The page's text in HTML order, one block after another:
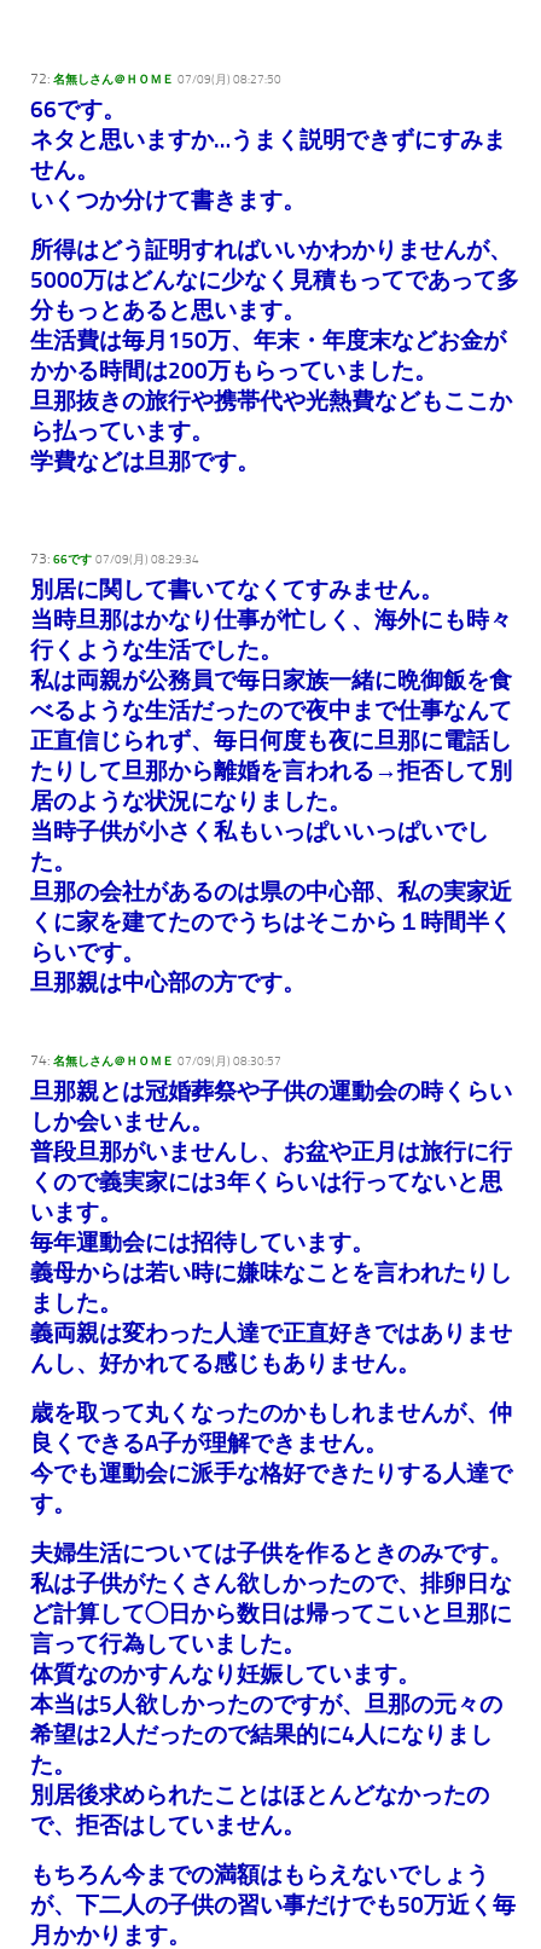
72: 名無しさん＠ＨＯＭＥ 07/09(月) 08:27:50
66です。
ネタと思いますか…うまく説明できずにすみま
せん。
いくつか分けて書きます。
所得はどう証明すればいいかわかりませんが、
5000万はどんなに少なく見積もってであって多
分もっとあると思います。
生活費は毎月150万、年末・年度末などお金が
かかる時間は200万もらっていました。
旦那抜きの旅行や携帯代や光熱費などもここか
ら払っています。
学費などは旦那です。
73: 66です 07/09(月) 08:29:34
別居に関して書いてなくてすみません。
当時旦那はかなり仕事が忙しく、海外にも時々
行くような生活でした。
私は両親が公務員で毎日家族一緒に晩御飯を食
べるような生活だったので夜中まで仕事なんて
正直信じられず、毎日何度も夜に旦那に電話し
たりして旦那から離婚を言われる→拒否して別
居のような状況になりました。
当時子供が小さく私もいっぱいいっぱいでし
た。
旦那の会社があるのは県の中心部、私の実家近
くに家を建てたのでうちはそこから１時間半く
らいです。
旦那親は中心部の方です。
74: 名無しさん＠ＨＯＭＥ 07/09(月) 08:30:57
旦那親とは冠婚葬祭や子供の運動会の時くらい
しか会いません。
普段旦那がいませんし、お盆や正月は旅行に行
くので義実家には3年くらいは行ってないと思
います。
毎年運動会には招待しています。
義母からは若い時に嫌味なことを言われたりし
ました。
義両親は変わった人達で正直好きではありませ
んし、好かれてる感じもありません。
歳を取って丸くなったのかもしれませんが、仲
良くできるA子が理解できません。
今でも運動会に派手な格好できたりする人達で
す。
夫婦生活については子供を作るときのみです。
私は子供がたくさん欲しかったので、排卵日な
ど計算して◯日から数日は帰ってこいと旦那に
言って行為していました。
体質なのかすんなり妊娠しています。
本当は5人欲しかったのですが、旦那の元々の
希望は2人だったので結果的に4人になりまし
た。
別居後求められたことはほとんどなかったの
で、拒否はしていません。
もちろん今までの満額はもらえないでしょう
が、下二人の子供の習い事だけでも50万近く毎
月かかります。